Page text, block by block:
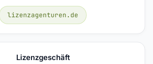
lizenzagenturen.de
Lizenzgeschäft